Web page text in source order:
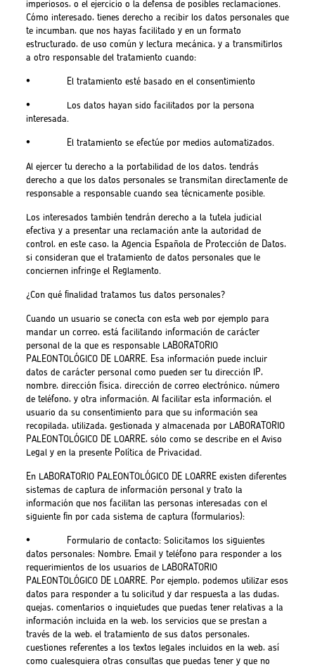
imperiosos, o el ejercicio o la defensa de posibles reclamaciones.
Cómo interesado, tienes derecho a recibir los datos personales que
te incumban, que nos hayas facilitado y en un formato
estructurado, de uso común y lectura mecánica, y a transmitirlos
a otro responsable del tratamiento cuando:
• El tratamiento esté basado en el consentimiento
• Los datos hayan sido facilitados por la persona
interesada.
• El tratamiento se efectúe por medios automatizados.
Al ejercer tu derecho a la portabilidad de los datos, tendrás
derecho a que los datos personales se transmitan directamente de
responsable a responsable cuando sea técnicamente posible.
Los interesados también tendrán derecho a la tutela judicial
efectiva y a presentar una reclamación ante la autoridad de
control, en este caso, la Agencia Española de Protección de Datos,
si consideran que el tratamiento de datos personales que le
conciernen infringe el Reglamento.
¿Con qué finalidad tratamos tus datos personales?
Cuando un usuario se conecta con esta web por ejemplo para
mandar un correo, está facilitando información de carácter
personal de la que es responsable LABORATORIO
PALEONTOLÓGICO DE LOARRE. Esa información puede incluir
datos de carácter personal como pueden ser tu dirección IP,
nombre, dirección física, dirección de correo electrónico, número
de teléfono, y otra información. Al facilitar esta información, el
usuario da su consentimiento para que su información sea
recopilada, utilizada, gestionada y almacenada por LABORATORIO
PALEONTOLÓGICO DE LOARRE, sólo como se describe en el Aviso
Legal y en la presente Política de Privacidad.
En LABORATORIO PALEONTOLÓGICO DE LOARRE existen diferentes
sistemas de captura de información personal y trato la
información que nos facilitan las personas interesadas con el
siguiente fin por cada sistema de captura (formularios):
• Formulario de contacto: Solicitamos los siguientes
datos personales: Nombre, Email y teléfono para responder a los
requerimientos de los usuarios de LABORATORIO
PALEONTOLÓGICO DE LOARRE. Por ejemplo, podemos utilizar esos
datos para responder a tu solicitud y dar respuesta a las dudas,
quejas, comentarios o inquietudes que puedas tener relativas a la
información incluida en la web, los servicios que se prestan a
través de la web, el tratamiento de sus datos personales,
cuestiones referentes a los textos legales incluidos en la web, así
como cualesquiera otras consultas que puedas tener y que no